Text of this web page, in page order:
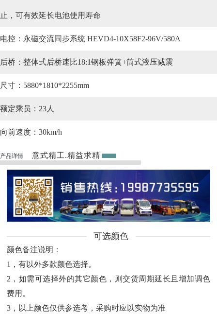
止，可有效延长电池使用寿命
电控： 永磁交流同步系统 HEVD4-10X58F2-96V/580A
后桥： 整体式后桥速比18:1钢板弹簧+筒式液压减震
尺寸： 5880*1810*2255mm
额定乘员： 23人
向前速度： 30km/h
产品详情 意式精工.精益求精
可选颜色
颜色备注说明：
1，有以外多款颜色选择。
2，如需可选择外的其它颜色，则交货周期延长且增加调色
费用。
3，以上颜色仅供参选考，采购时应以实物为准